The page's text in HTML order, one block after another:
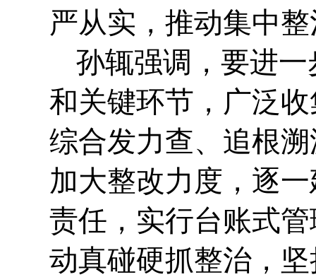
严从实，推动集中
孙辄强调，要进
和关键环节，广泛
综合发力查、追根
加大整改力度，逐
责任，实行台账式
动真碰硬抓整治，